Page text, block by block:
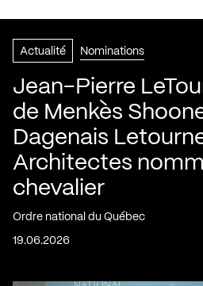
Actualité Nominations
Jean-Pierre
de Menkès
Dagenais
Architectes
chevalier
Ordre national du Québec
19.06.2026